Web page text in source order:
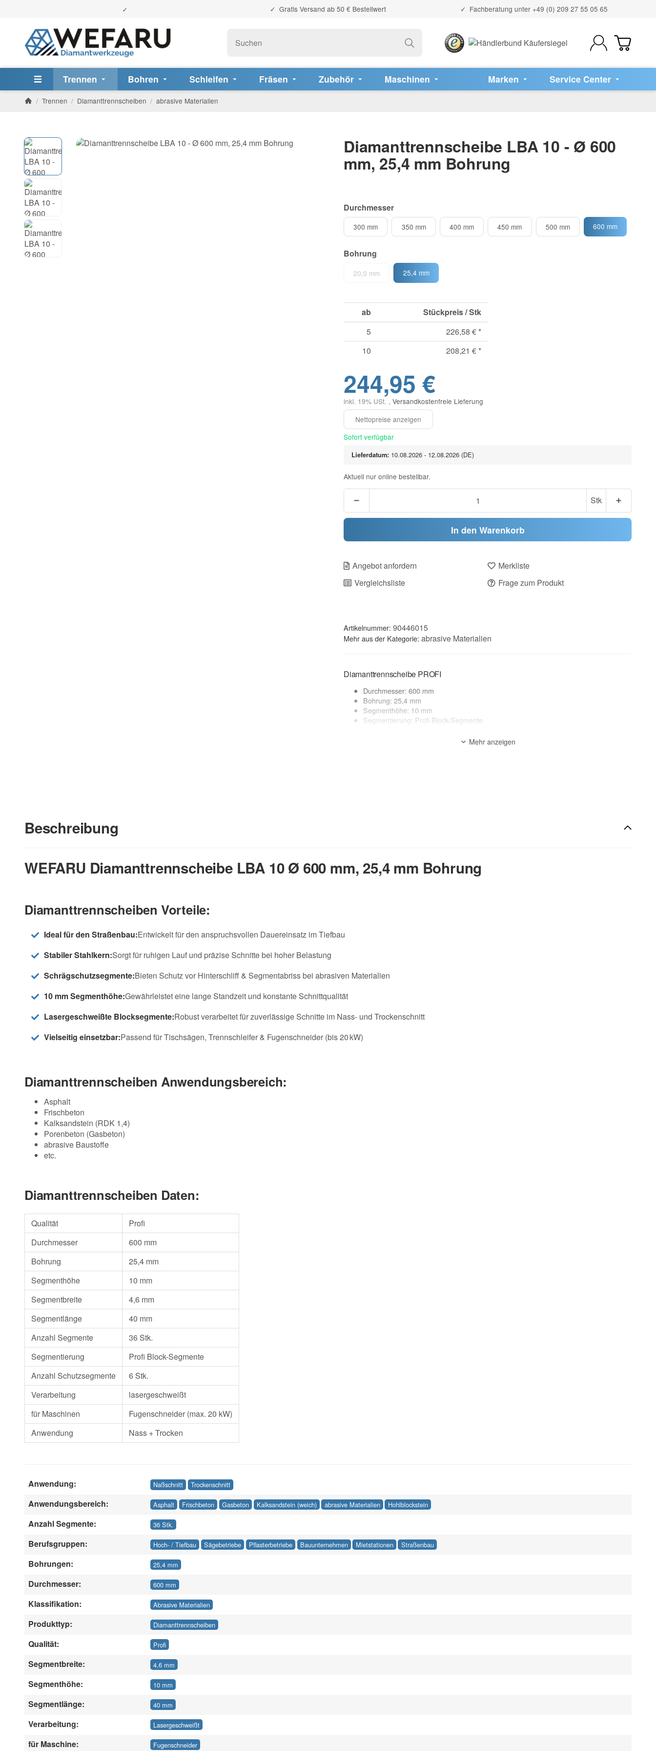
Gratis Versand ab 50 € Bestellwert Fachberatung unter +49 (0) 209 27 55 05 65
Trennen Bohren Schleifen Fräsen Zubehör Maschinen Marken Service Center
/ Trennen / Diamanttrennscheiben / abrasive Materialien
Diamanttrennscheibe LBA 10 - Ø 600
mm, 25,4 mm Bohrung
Durchmesser
300 mm 350 mm 400 mm 450 mm 500 mm 600 mm
Bohrung
20,0 mm 25,4 mm
ab
Stückpreis / Stk
5
226,58 € *
10
208,21 € *
244,95 €
inkl. 19% USt. , Versandkostenfreie Lieferung
Sofort verfügbar
Lieferdatum: 10.08.2026 - 12.08.2026 (DE)
Aktuell nur online bestellbar.
Stk
In den Warenkorb
Angebot anfordern
Merkliste
Vergleichsliste
Frage zum Produkt
Artikelnummer: 90446015
Mehr aus der Kategorie: abrasive Materialien
Diamanttrennscheibe PROFI
Durchmesser: 600 mm
Bohrung: 25,4 mm
Segmenthöhe: 10 mm
Segmentierung: Profi Block-Segmente
Mehr anzeigen
Beschreibung
WEFARU Diamanttrennscheibe LBA 10 Ø 600 mm, 25,4 mm Bohrung
Diamanttrennscheiben Vorteile:
Ideal für den Straßenbau:Entwickelt für den anspruchsvollen Dauereinsatz im Tiefbau
Stabiler Stahlkern:Sorgt für ruhigen Lauf und präzise Schnitte bei hoher Belastung
Schrägschutzsegmente:Bieten Schutz vor Hinterschliff & Segmentabriss bei abrasiven Materialien
10 mm Segmenthöhe:Gewährleistet eine lange Standzeit und konstante Schnittqualität
Lasergeschweißte Blocksegmente:Robust verarbeitet für zuverlässige Schnitte im Nass- und Trockenschnitt
Vielseitig einsetzbar:Passend für Tischsägen, Trennschleifer & Fugenschneider (bis 20 kW)
Diamanttrennscheiben Anwendungsbereich:
Asphalt
Frischbeton
Kalksandstein (RDK 1,4)
Porenbeton (Gasbeton)
abrasive Baustoffe
etc.
Diamanttrennscheiben Daten:
Qualität
Profi
Durchmesser
600 mm
Bohrung
25,4 mm
Segmenthöhe
10 mm
Segmentbreite
4,6 mm
Segmentlänge
40 mm
Anzahl Segmente
36 Stk.
Segmentierung
Profi Block-Segmente
Anzahl Schutzsegmente
6 Stk.
Verarbeitung
lasergeschweißt
für Maschinen
Fugenschneider (max. 20 kW)
Anwendung
Nass + Trocken
Anwendung: Naßschnitt Trockenschnitt
Anwendungsbereich: Asphalt Frischbeton Gasbeton Kalksandstein (weich) abrasive Materialien Hohlblockstein
Anzahl Segmente: 36 Stk.
Berufsgruppen: Hoch- / Tiefbau Sägebetriebe Pflasterbetriebe Bauunternehmen Mietstationen Straßenbau
Bohrungen: 25,4 mm
Durchmesser: 600 mm
Klassifikation: Abrasive Materialien
Produkttyp: Diamanttrennscheiben
Qualität: Profi
Segmentbreite: 4,6 mm
Segmenthöhe: 10 mm
Segmentlänge: 40 mm
Verarbeitung: Lasergeschweißt
für Maschine: Fugenschneider